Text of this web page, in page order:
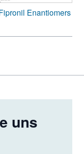
Enantiomers
uns